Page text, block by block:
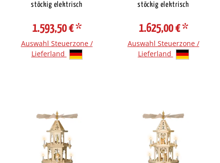
stöckig elektrisch
1.593,50 €*
Auswahl Steuerzone /
Lieferland
stöckig elektrisch
1.625,00 €*
Auswahl Steuerzone /
Lieferland